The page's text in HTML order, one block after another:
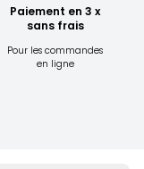
Paiement en 3 x
sans frais
Pour les commandes
en ligne